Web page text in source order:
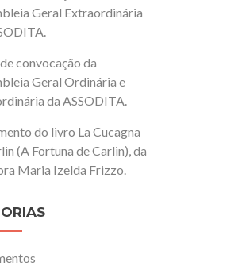
Geral Extraordinária
convocação da
Geral Ordinária e
da ASSODITA.
do livro La Cucagna
(A Fortuna de Carlin), da
Maria Izelda Frizzo.